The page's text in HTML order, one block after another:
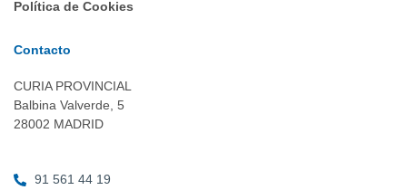
Política de Cookies
Contacto
CURIA PROVINCIAL
Balbina Valverde, 5
28002 MADRID
91 561 44 19